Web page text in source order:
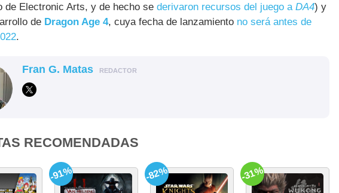
de Electronic Arts, y de hecho se derivaron recursos del juego a DA4) y
de Dragon Age 4, cuya fecha de lanzamiento no será antes de
.
Fran G. Matas REDACTOR
RECOMENDADAS
-91% -82% -31%